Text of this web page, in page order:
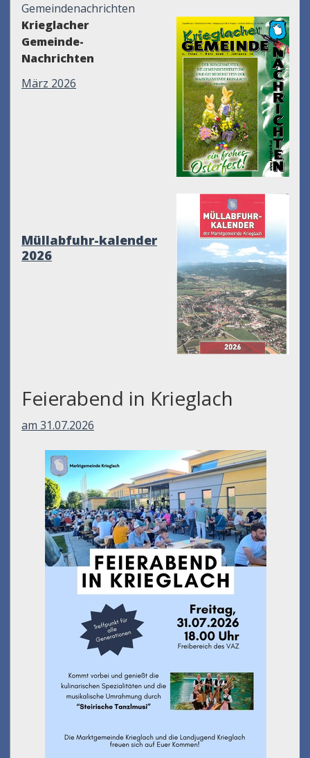
Gemeindenachrichten
Krieglacher
Gemeinde-
Nachrichten
März 2026
Müllabfuhr-kalender
2026
Feierabend in Krieglach
am 31.07.2026